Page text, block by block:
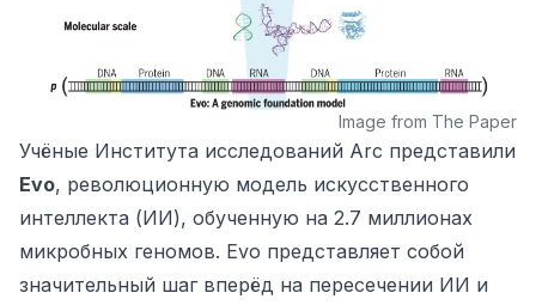
Image from The Paper
Учёные Института исследований Arc представили
Evo, революционную модель искусственного
интеллекта (ИИ), обученную на 2.7 миллионах
микробных геномов. Evo представляет собой
значительный шаг вперёд на пересечении ИИ и